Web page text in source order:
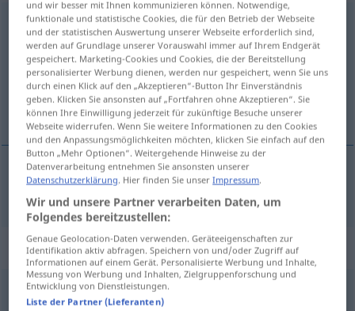
verwirklichen
Übersicht aller Übersetzungen
(Für mehr Details die Übersetzung anklicken/antippen)
ostvariti
ostvariti(-arivati)
Synonyme für "verwirklichen"
umsetzen,ausführen,bewerkstelligen (ugs.)
und wir besser mit Ihnen kommunizieren können. Notwendige,
funktionale und statistische Cookies, die für den Betrieb der Webseite
und der statistischen Auswertung unserer Webseite erforderlich sind,
werden auf Grundlage unserer Vorauswahl immer auf Ihrem Endgerät
gespeichert. Marketing-Cookies und Cookies, die der Bereitstellung
personalisierter Werbung dienen, werden nur gespeichert, wenn Sie uns
durch einen Klick auf den „Akzeptieren“-Button Ihr Einverständnis
geben. Klicken Sie ansonsten auf „Fortfahren ohne Akzeptieren“. Sie
können Ihre Einwilligung jederzeit für zukünftige Besuche unserer
Webseite widerrufen. Wenn Sie weitere Informationen zu den Cookies
und den Anpassungsmöglichkeiten möchten, klicken Sie einfach auf den
Button „Mehr Optionen“. Weitergehende Hinweise zu der
Datenverarbeitung entnehmen Sie ansonsten unserer
Datenschutzerklärung. Hier finden Sie unserImpressum.
Wir und unsere Partner verarbeiten Daten, um
Folgendes bereitzustellen:
Genaue Geolocation-Daten verwenden. Geräteeigenschaften zur
Identifikation aktiv abfragen. Speichern von und/oder Zugriff auf
Informationen auf einem Gerät. Personalisierte Werbung und Inhalte,
Messung von Werbung und Inhalten, Zielgruppenforschung und
Entwicklung von Dienstleistungen.
Liste der Partner (Lieferanten)